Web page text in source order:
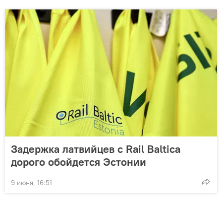
Задержка латвийцев с Rail Baltica
дорого обойдется Эстонии
9 июня, 16:51